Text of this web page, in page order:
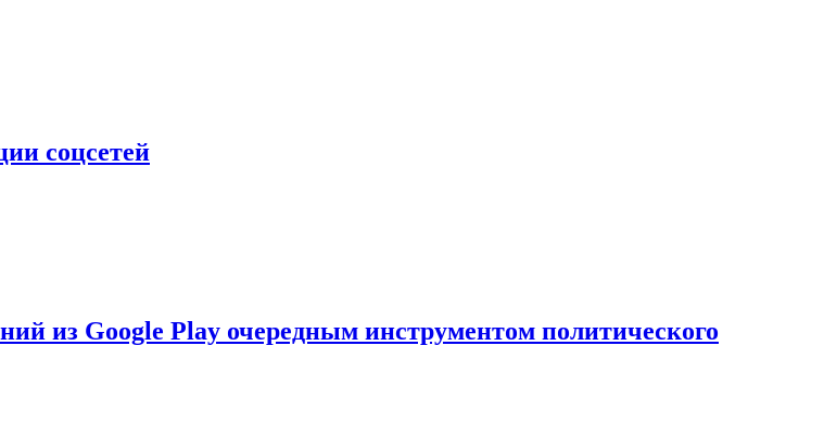
соцсетей
из Google Play очередным инструментом политического